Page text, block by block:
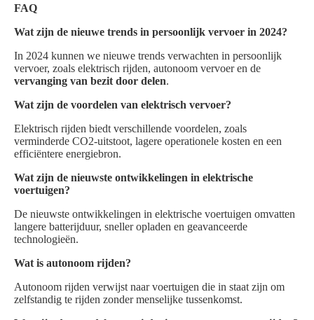
FAQ
Wat zijn de nieuwe trends in persoonlijk vervoer in 2024?
In 2024 kunnen we nieuwe trends verwachten in persoonlijk
vervoer, zoals elektrisch rijden, autonoom vervoer en de
vervanging van bezit door delen.
Wat zijn de voordelen van elektrisch vervoer?
Elektrisch rijden biedt verschillende voordelen, zoals
verminderde CO2-uitstoot, lagere operationele kosten en een
efficiëntere energiebron.
Wat zijn de nieuwste ontwikkelingen in elektrische
voertuigen?
De nieuwste ontwikkelingen in elektrische voertuigen omvatten
langere batterijduur, sneller opladen en geavanceerde
technologieën.
Wat is autonoom rijden?
Autonoom rijden verwijst naar voertuigen die in staat zijn om
zelfstandig te rijden zonder menselijke tussenkomst.